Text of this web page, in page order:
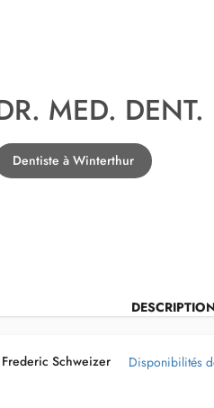
MED. DENT.
Dentiste à Winterthur
DESCRIPTION
Schweizer
Disponibilités